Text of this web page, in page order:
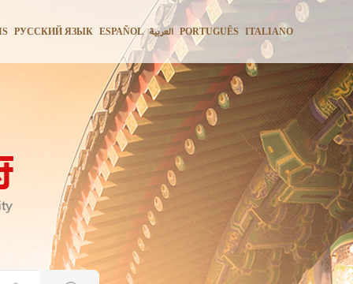
РУССКИЙ ЯЗЫК ESPAÑOL العربية PORTUGUÊS ITALIANO